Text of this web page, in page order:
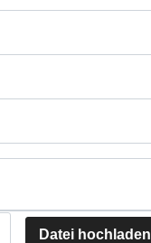
Datei hochladen